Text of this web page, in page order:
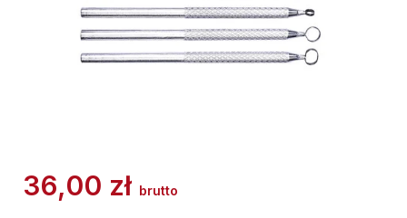
36,00 zł brutto